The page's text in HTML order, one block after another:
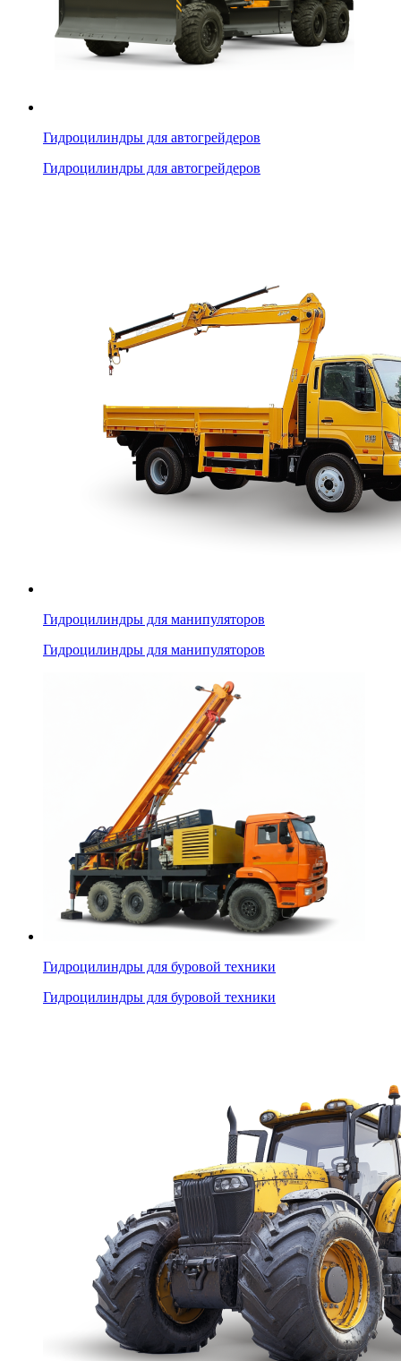
Гидроцилиндры для автогрейдеров
Гидроцилиндры для автогрейдеров
Гидроцилиндры для манипуляторов
Гидроцилиндры для манипуляторов
Гидроцилиндры для буровой техники
Гидроцилиндры для буровой техники